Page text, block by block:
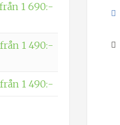
från 1 690:-
från 1 490:-
från 1 490:-